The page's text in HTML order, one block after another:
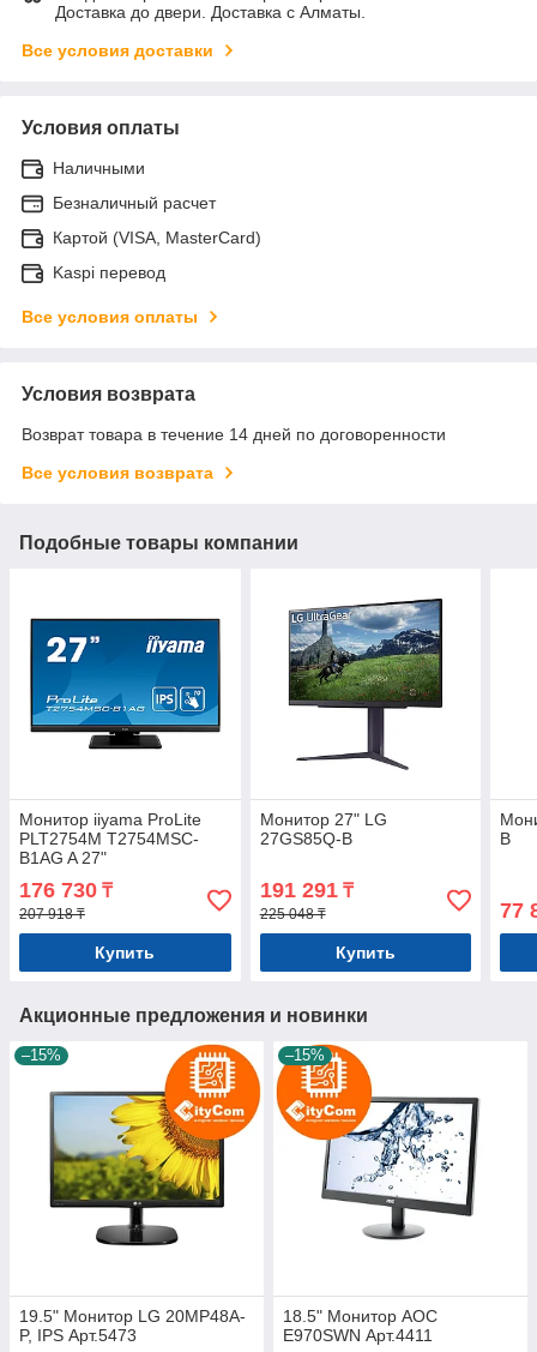
Доставка до двери. Доставка с Алматы.
Все условия доставки
Условия оплаты
Наличными
Безналичный расчет
Картой (VISA, MasterCard)
Kaspi перевод
Все условия оплаты
Условия возврата
Возврат товара в течение 14 дней по договоренности
Все условия возврата
Подобные товары компании
Монитор iiyama ProLite
PLT2754M T2754MSC-
B1AG A 27"
176 730 ₸
207 918 ₸
Купить
Монитор 27" LG
27GS85Q-B
191 291₸
225 048 ₸
Купить
B
77
Акционные предложения и новинки
–15%
19.5" Монитор LG 20MP48A-
P, IPS Арт.5473
–15%
18.5" Монитор AOC
E970SWN Арт.4411